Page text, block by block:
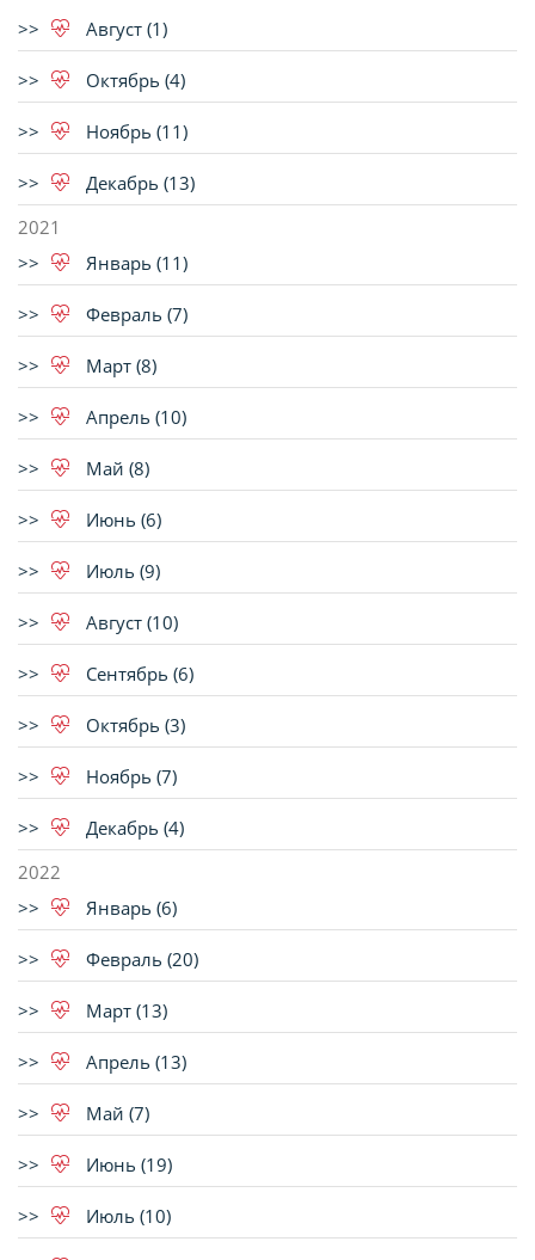
Август (1)
Октябрь (4)
Ноябрь (11)
Декабрь (13)
2021
Январь (11)
Февраль (7)
Март (8)
Апрель (10)
Май (8)
Июнь (6)
Июль (9)
Август (10)
Сентябрь (6)
Октябрь (3)
Ноябрь (7)
Декабрь (4)
2022
Январь (6)
Февраль (20)
Март (13)
Апрель (13)
Май (7)
Июнь (19)
Июль (10)